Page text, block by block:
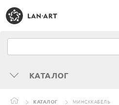
КАТАЛОГ
КАТАЛОГ МИНСККАБЕЛЬ